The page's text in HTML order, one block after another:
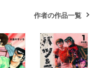
作者の作品一覧